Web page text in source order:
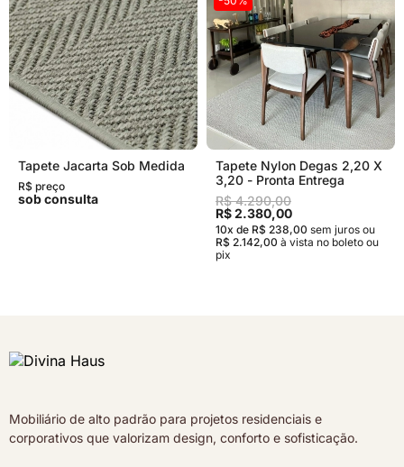
Tapete Jacarta Sob Medida
R$ preço
sob consulta
Tapete Nylon Degas 2,20 X
3,20 - Pronta Entrega
R$ 4.290,00
R$ 2.380,00
10x de R$ 238,00 sem juros ou
R$ 2.142,00 à vista no boleto ou
pix
Mobiliário de alto padrão para projetos residenciais e
corporativos que valorizam design, conforto e sofisticação.